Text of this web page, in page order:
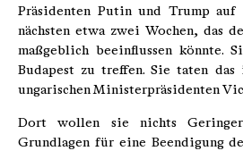
Präsidenten Putin und Trump
nächsten etwa zwei Wochen, das
maßgeblich beeinflussen könnte.
Budapest zu treffen. Sie taten
ungarischen Ministerpräsidenten
Dort wollen sie nichts
Grundlagen für eine Beendigung